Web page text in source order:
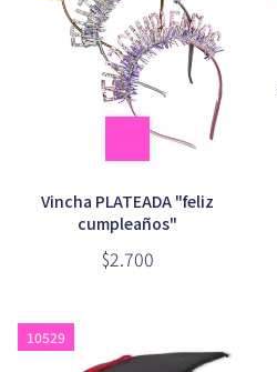
Vincha PLATEADA "feliz
cumpleaños"
$2.700
10529